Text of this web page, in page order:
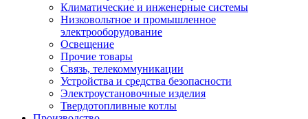
Климатические и инженерные системы
Низковольтное и промышленное
электрооборудование
Освещение
Прочие товары
Связь, телекоммуникации
Устройства и средства безопасности
Электроустановочные изделия
Твердотопливные котлы